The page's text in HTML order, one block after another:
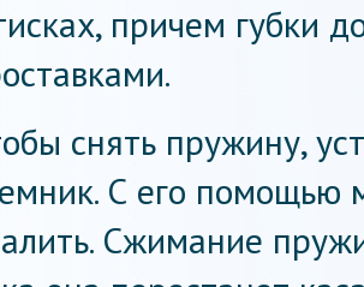
причем губки
снять пружину,
С его помощью
Сжимание